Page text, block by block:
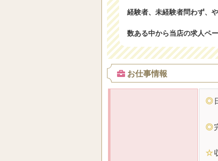
経験者、未経験者問わず、
数ある中から当店の求人ペ
お仕事情報
◎
◎
☆